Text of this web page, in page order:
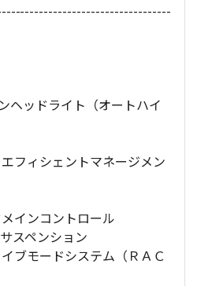
ヘッドライト（オートハイ
フィシェントマネージメン
インコントロール
スペンション
ブモードシステム（ＲＡＣ